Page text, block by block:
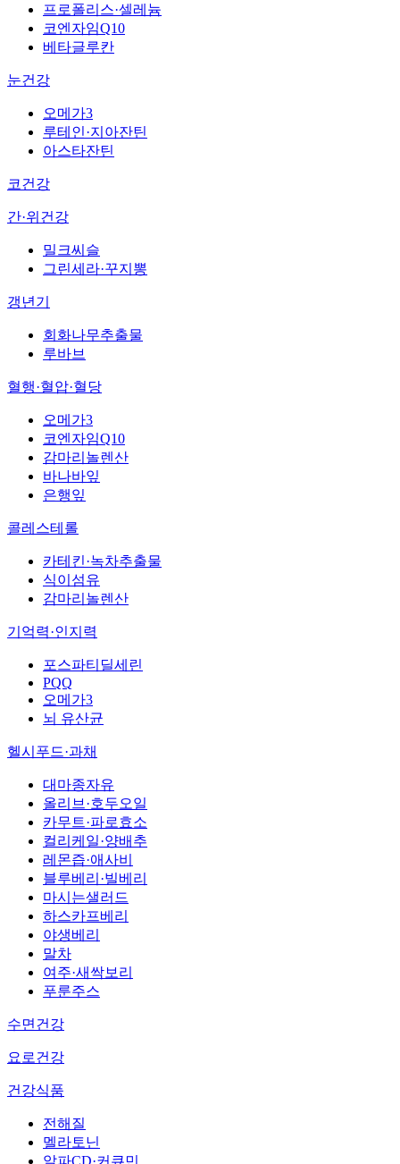
프로폴리스·셀레늄
코엔자임Q10
베타글루칸
눈건강
오메가3
루테인·지아잔틴
아스타잔틴
코건강
간·위건강
밀크씨슬
그린세라·꾸지뽕
갱년기
회화나무추출물
루바브
혈행·혈압·혈당
오메가3
코엔자임Q10
감마리놀렌산
바나바잎
은행잎
콜레스테롤
카테킨·녹차추출물
식이섬유
감마리놀렌산
기억력·인지력
포스파티딜세린
PQQ
오메가3
뇌 유산균
헬시푸드·과채
대마종자유
올리브·호두오일
카무트·파로효소
컬리케일·양배추
레몬즙·애사비
블루베리·빌베리
마시는샐러드
하스카프베리
야생베리
말차
여주·새싹보리
푸룬주스
수면건강
요로건강
건강식품
전해질
멜라토닌
알파CD·커큐민